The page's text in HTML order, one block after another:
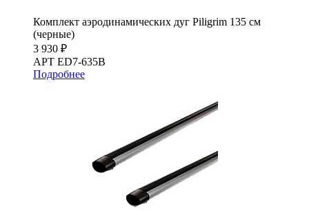
Комплект аэродинамических дуг Piligrim 135 см
(черные)
3 930 ₽
АРТ ED7-635B
Подробнее